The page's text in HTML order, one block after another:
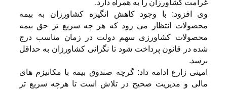
غرامت کشاورزان را به همراه دارد.
وی افزود: با وجود کاهش انگیزه کشاورزان به بیمه
محصولات انتظار می رود که هر چه سریع تر حق بیمه
محصولات کشاورزی سهم دولت در زمان مناسب درج
شده در قانون پرداخت شود تا نگرانی کشاورزان به حداقل
برسد.
امینی زارع ادامه داد: گرچه صندوق بیمه با مکانیزم های
مالی و مدیریت صحیح در تلاش است تا هرچه سریع تر